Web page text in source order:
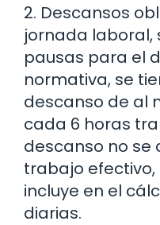
2. Descansos
jornada laboral,
pausas para el
normativa, se
descanso de al
cada 6 horas
descanso no se
trabajo efectivo,
incluye en el
diarias.